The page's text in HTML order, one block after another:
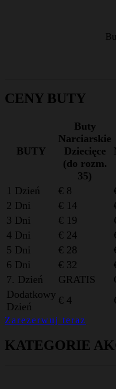
CENY BUTY
BUTY
Buty
Narciarskie
Dziecięce
(do rozm.
35)
1 Dzień
€ 8
2 Dni
€ 14
3 Dni
€ 19
4 Dni
€ 24
5 Dni
€ 28
6 Dni
€ 32
7. Dzień
GRATIS
Dodatkowy
Dzień
€ 4
Zarezerwuj teraz
KATEGORIE